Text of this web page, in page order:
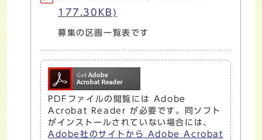
177.30KB)
募集の区画一覧表です
PDFファイルの閲覧には Adobe
Acrobat Reader が必要です。同ソフト
がインストールされていない場合には、
Adobe社のサイトから Adobe Acrobat